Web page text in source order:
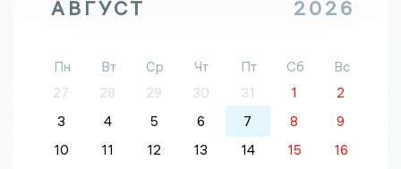
АВГУСТ 2026
Пн Вт Ср Чт Пт Сб
Вс
27
28 29 30 31 1
2
3
4 5 6 7 8
9
10
11 12 13 14 15
16